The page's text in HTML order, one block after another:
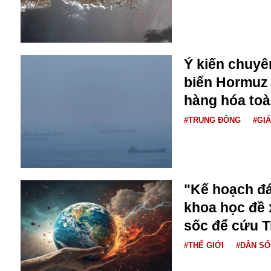
Diego Maradona
Di cư
Dòng chảy phương Bắc 1
Gương sáng
Golf
Giáng sinh
GDP
Ý kiến
biển
hàng hóa
#TRUNG ĐÔNG
"Kế hoạch
khoa học đề
sốc để cứu
#THẾ GIỚI #DÂN SỐ